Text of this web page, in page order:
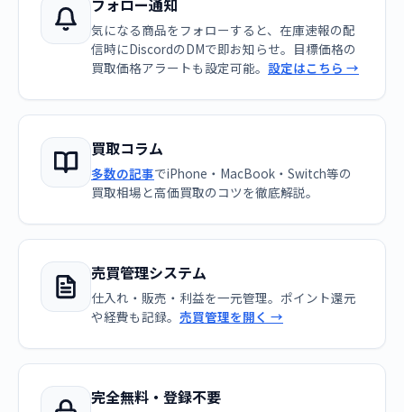
フォロー通知
気になる商品をフォローすると、在庫速報の配
信時にDiscordのDMで即お知らせ。目標価格の
買取価格アラートも設定可能。 設定はこちら →
買取コラム
多数の記事でiPhone・MacBook・Switch等の
買取相場と高価買取のコツを徹底解説。
売買管理システム
仕入れ・販売・利益を一元管理。ポイント還元
や経費も記録。 売買管理を開く →
完全無料・登録不要